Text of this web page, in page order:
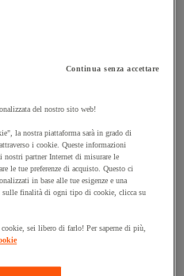
Continua senza accettare
del nostro sito web!
la nostra piattaforma sarà in grado di
i cookie. Queste informazioni
nostri partner Internet di misurare le
le tue preferenze di acquisto. Questo ci
in base alle tue esigenze e una
sulle finalità di ogni tipo di cookie, clicca su
sei libero di farlo! Per saperne di più,